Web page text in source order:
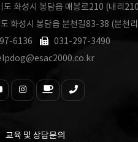
도 화성시 봉담읍 매봉로210 (내리
도 화성시 봉담읍 분천길83-38 (분천
6136
031-297-3490
교육 및 상담문의